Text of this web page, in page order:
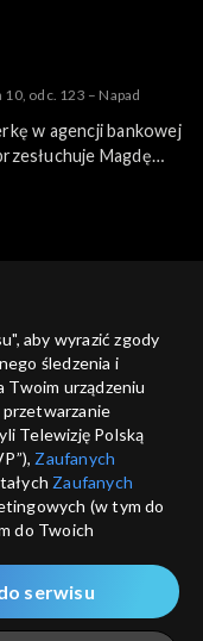
10, odc. 123 – Napad
w agencji bankowej
Magdę
Mężczyzna
być. Niedługo
aby wyrazić zgody
śledzenia i
Twoim urządzeniu
Telewizję Polską
Zaufanych
Zaufanych
(w tym do
do Twoich
udostępnianie
przez
serwisu